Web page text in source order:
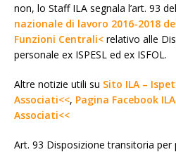
non, lo Staff ILA segnala l’art. 93 del
nazionale di lavoro 2016-2018
Funzioni Centrali< relativo alle
personale ex ISPESL ed ex ISFOL.
Altre notizie utili su Sito ILA –
Associati<<, Pagina Facebook
Associati<<
Art. 93 Disposizione transitoria per